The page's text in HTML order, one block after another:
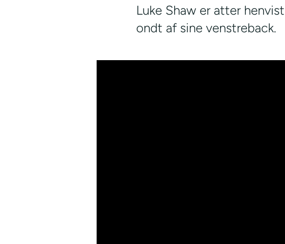
Luke Shaw er atter
ondt af sine venstreback.